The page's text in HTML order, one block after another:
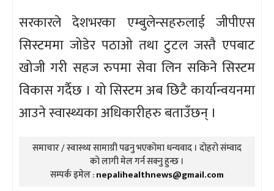
सरकारले देशभरका एम्बुलेन्सहरुलाई जीपीएस
सिस्टममा जोडेर पठाओ तथा टुटल जस्तै एपबाट
खोजी गरी सहज रुपमा सेवा लिन सकिने सिस्टम
विकास गर्दैछ । यो सिस्टम अब छिटै कार्यान्वयनमा
आउने स्वास्थ्यका अधिकारीहरु बताउँछन् ।
समाचार / स्वास्थ्य सामाग्री पढनु भएकोमा धन्यवाद । दोहरो संम्वाद
को लागी मेल गर्न सक्नु हुन्छ ।
सम्पर्क इमेल :nepalihealthnews@gmail.com